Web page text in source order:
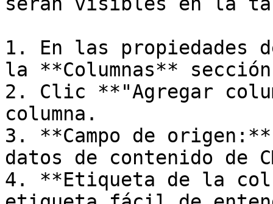
1. En las propiedades
la **Columnas**
2. Clic **"Agregar
columna.
3. **Campo de
datos de contenido de
4. **Etiqueta de la